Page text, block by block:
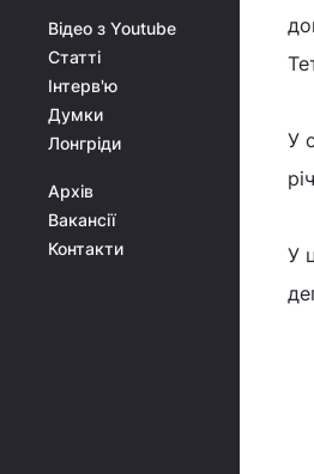
Відео з Youtube
Статті
Інтерв'ю
Думки
Лонгріди
Архів
Вакансії
Контакти
У
У